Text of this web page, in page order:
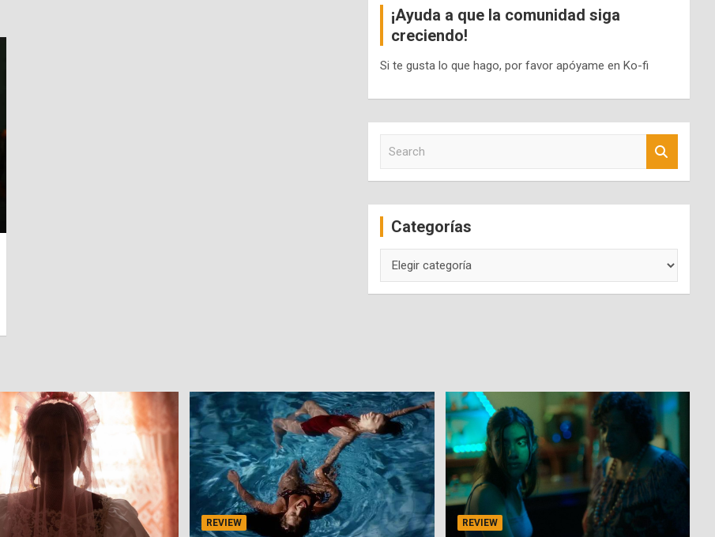
¡Ayuda a que la comunidad siga
creciendo!
Si te gusta lo que hago, por favor apóyame en Ko-fi
c
Categorías
REVIEW REVIEW